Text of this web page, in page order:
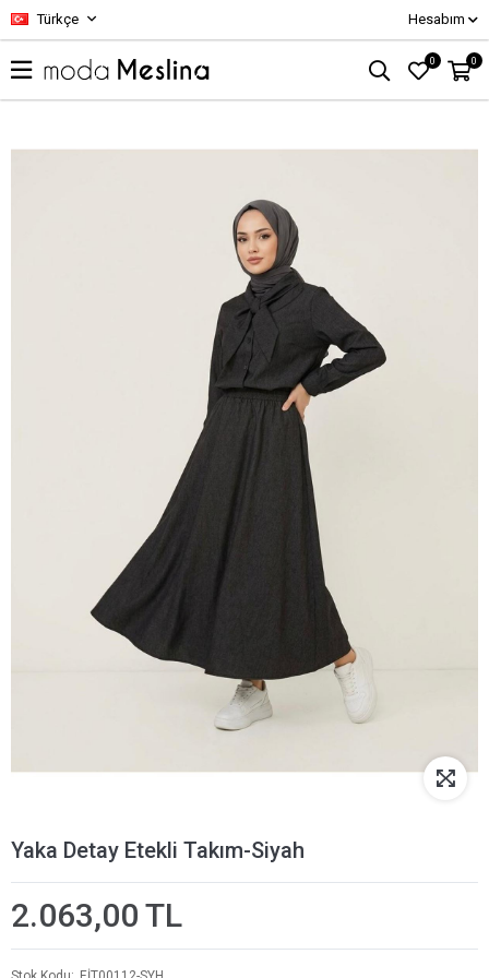
Türkçe Hesabım
0 0
Yaka Detay Etekli Takım-Siyah
2.063,00 TL